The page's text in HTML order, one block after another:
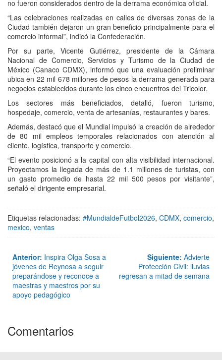
no fueron considerados dentro de la derrama económica oficial.
“Las celebraciones realizadas en calles de diversas zonas de la
Ciudad también dejaron un gran beneficio principalmente para el
comercio informal”, indicó la Confederación.
Por su parte, Vicente Gutiérrez, presidente de la Cámara
Nacional de Comercio, Servicios y Turismo de la Ciudad de
México (Canaco CDMX), informó que una evaluación preliminar
ubica en 22 mil 678 millones de pesos la derrama generada para
negocios establecidos durante los cinco encuentros del Tricolor.
Los sectores más beneficiados, detalló, fueron turismo,
hospedaje, comercio, venta de artesanías, restaurantes y bares.
Además, destacó que el Mundial impulsó la creación de alrededor
de 80 mil empleos temporales relacionados con atención al
cliente, logística, transporte y comercio.
“El evento posicionó a la capital con alta visibilidad internacional.
Proyectamos la llegada de más de 1.1 millones de turistas, con
un gasto promedio de hasta 22 mil 500 pesos por visitante”,
señaló el dirigente empresarial.
Etiquetas relacionadas: #MundialdeFutbol2026, CDMX, comercio,
mexico, ventas
Anterior: Inspira Olga Sosa a
jóvenes de Reynosa a seguir
preparándose y reconoce a
maestras y maestros por su
apoyo pedagógico
Siguiente: Advierte
Protección Civil: lluvias
regresan a mitad de semana
Comentarios